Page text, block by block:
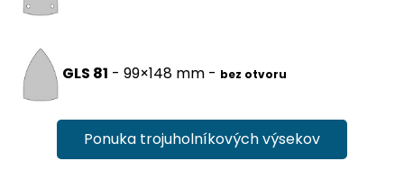
GLS 81 - 99×148 mm - bez otvoru
Ponuka trojuholníkových výsekov